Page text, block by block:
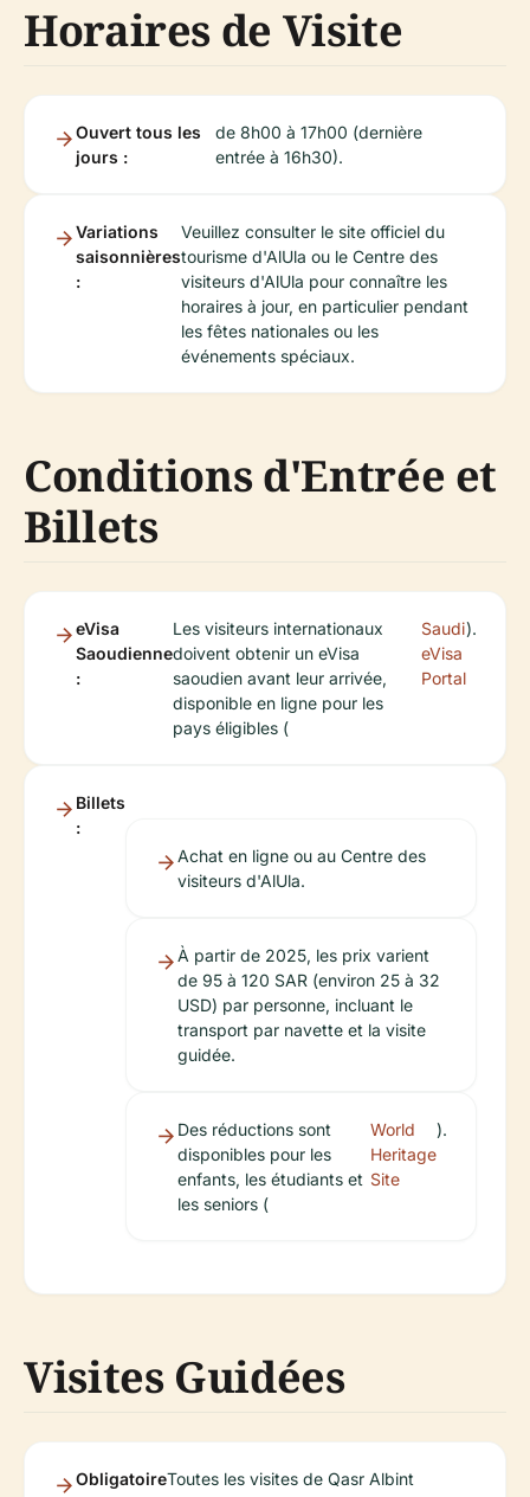
Horaires de Visite
Ouvert tous les
jours :
de 8h00 à 17h00 (dernière
entrée à 16h30).
Variations
saisonnières
:
Veuillez consulter le site officiel du
tourisme d'AlUla ou le Centre des
visiteurs d'AlUla pour connaître les
horaires à jour, en particulier pendant
les fêtes nationales ou les
événements spéciaux.
Conditions d'Entrée et
Billets
eVisa
Saoudienne
:
Les visiteurs internationaux
doivent obtenir un eVisa
saoudien avant leur arrivée,
disponible en ligne pour les
pays éligibles (
Saudi
eVisa
Portal
).
Billets
:
Achat en ligne ou au Centre des
visiteurs d'AlUla.
À partir de 2025, les prix varient
de 95 à 120 SAR (environ 25 à 32
USD) par personne, incluant le
transport par navette et la visite
guidée.
Des réductions sont
disponibles pour les
enfants, les étudiants et
les seniors (
World
Heritage
Site
).
Visites Guidées
ObligatoireToutes les visites de Qasr Albint